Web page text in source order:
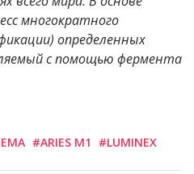
многократного
определенных
с помощью фермента
#ARIES M1 #LUMINEX